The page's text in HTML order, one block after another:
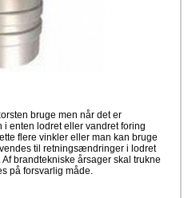
bruge men når det er
enten lodret eller vandret foring
flere vinkler eller man kan bruge
til retningsændringer i lodret
brandtekniske årsager skal trukne
på forsvarlig måde.